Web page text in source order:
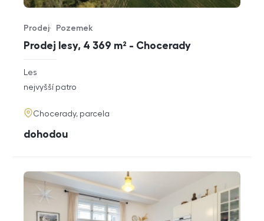
Prodej lesy, 4 369 m² - Chocerady
Typ nabídky
Prodej
Typ nemovitosti
Pozemek
rozměry
dispozice
Les
funkce
nejvyšší patro
adresa
Chocerady, parcela
cena
dohodou